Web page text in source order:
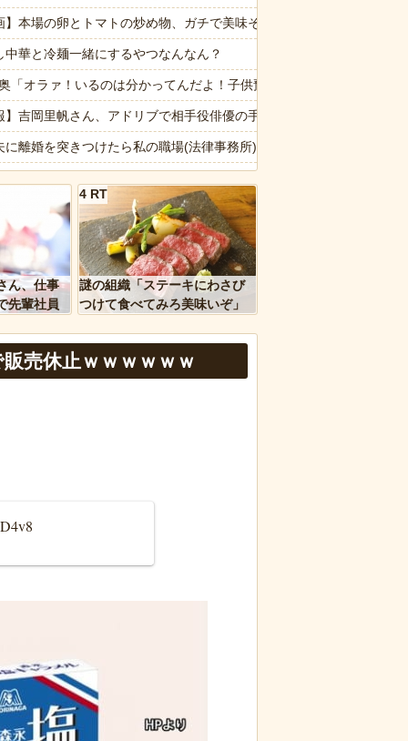
れ「病気だからって甘えるな！旦那様の為に家事をしろ！」夫が
代)。問題は誰がこいつを引き取るか→結局遺産を全て弟に相続する
った痕跡が残されていた
限の中の日本人の姿に世界が衝撃
、真夏に重度の熱中症で救急搬送された結果→会社の人たちから
ジが“一瞬怖い”と話題にwwww
ｗｗｗ
ｗ」 ほか
防総省職員数千人をウソ発見器にかける方針
ど盛りだくさん
】本場の卵とトマトの炒め物、ガチで美味そうｗｗｗｗｗｗ
中華と冷麺一緒にするやつなんなん？
「オラァ！いるのは分かってんだよ！子供預かれ！(ドアケリー！
】吉岡里帆さん、アドリブで相手役俳優の手を取りお胸に押し当てる
に離婚を突きつけたら私の職場(法律事務所)に乗り込んできた 堂々
の段階で人生を確定させるドイツ式の制度、「バカを振い落せるか
】「昔のアイドルは個人情報がガバガバだった」を誇張した昭和風AI
車のルール厳罰化！」← 正直なんの意味もなかった件ｗｗｗｗｗｗｗ
は職場のBBQなに持ってけば嬉しい？
】味噌ラーメンで行列、出来ない
ん、仕事
先輩社員
4 RT
謎の組織「ステーキにわさび
つけて食べてみろ美味いぞ」
売休止ｗｗｗｗｗｗ